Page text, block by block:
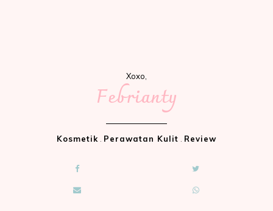
Xoxo,
Febrianty
Kosmetik Perawatan Kulit Review